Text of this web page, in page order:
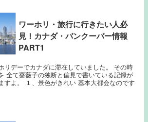
ワーホリ・旅行に行きたい人必
見！カナダ・バンクーバー情報
PART1
リデーでカナダに滞在していました。 その時
全て薔薇子の独断と偏見で書いている記録が
すよ。 １、景色がきれい 基本大都会なのです